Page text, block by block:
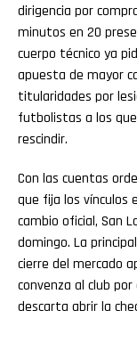
dirigencia por
minutos en 20
cuerpo técnico ya
apuesta de mayor
titularidades por
futbolistas a los
rescindir.
Con las cuentas
que fija los
cambio oficial, San
domingo. La
cierre del mercado
convenza al club
descarta abrir la